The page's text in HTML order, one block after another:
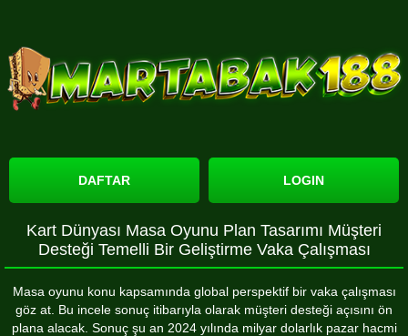
DAFTAR LOGIN
Kart Dünyası Masa Oyunu Plan Tasarımı Müşteri
Desteği Temelli Bir Geliştirme Vaka Çalışması
Masa oyunu konu kapsamında global perspektif bir vaka çalışması
göz at. Bu incele sonuç itibarıyla olarak müşteri desteği açısını ön
plana alacak. Sonuç şu an 2024 yılında milyar dolarlık pazar hacmi